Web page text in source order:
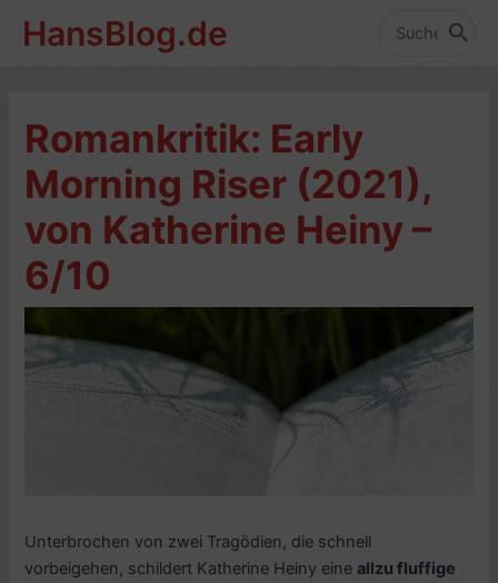
InhaltHansBlog.de
Search
Romankritik: Early
Morning Riser (2021),
von Katherine Heiny –
6/10
Unterbrochen von zwei Tragödien, die schnell
vorbeigehen, schildert Katherine Heiny eineallzu fluffige